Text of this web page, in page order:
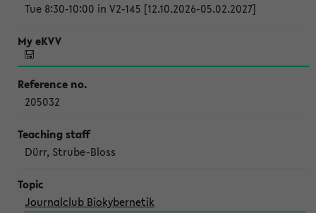
Tue 8:30-10:00 in V2-145 [12.10.2026-05.02.2027]
205032
Dürr, Strube-Bloss
Journalclub Biokybernetik